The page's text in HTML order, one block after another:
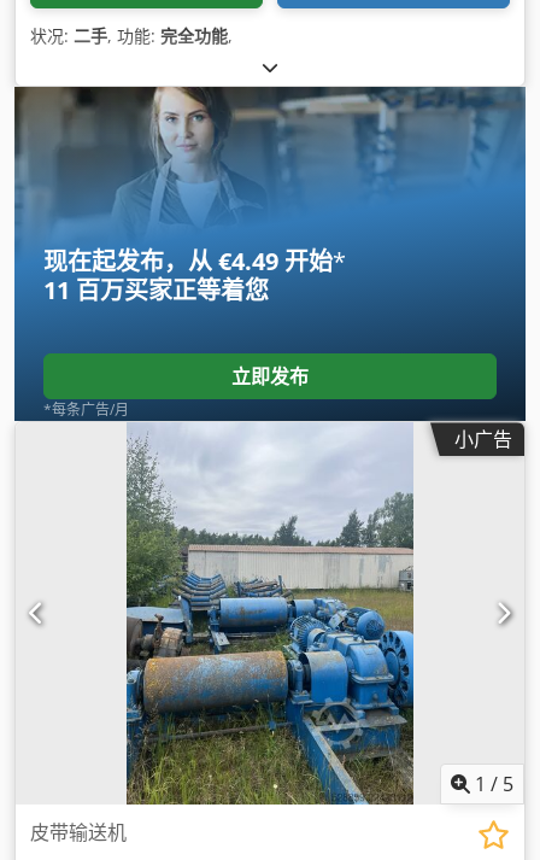
状况: 二手, 功能: 完全功能,
现在起发布，从 €4.49 开始*
11 百万买家正等着您
立即发布
*每条广告/月
小广告
1 / 5
皮带输送机